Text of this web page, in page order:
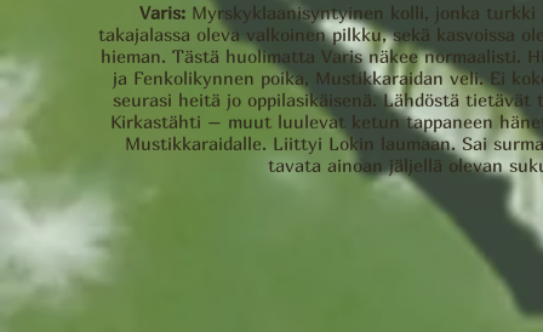
Varis: Myrskyklaanisyntyinen kolli, jonka turkki
takajalassa oleva valkoinen pilkku, sekä kasvoissa
hieman. Tästä huolimatta Varis näkee normaalisti.
ja Fenkolikynnen poika, Mustikkaraidan veli. Ei
seurasi heitä jo oppilasikäisenä. Lähdöstä
Kirkastähti – muut luulevat ketun tappaneen
Mustikkaraidalle. Liittyi Lokin laumaan. Sai
tavata ainoan jäljellä olevan